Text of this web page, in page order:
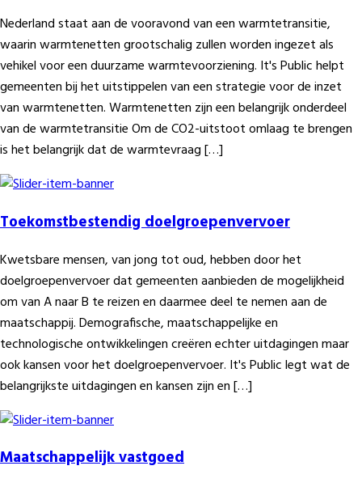
Nederland staat aan de vooravond van een warmtetransitie,
waarin warmtenetten grootschalig zullen worden ingezet als
vehikel voor een duurzame warmtevoorziening. It's Public helpt
gemeenten bij het uitstippelen van een strategie voor de inzet
van warmtenetten. Warmtenetten zijn een belangrijk onderdeel
van de warmtetransitie Om de CO2-uitstoot omlaag te brengen
is het belangrijk dat de warmtevraag […]
Toekomstbestendig doelgroepenvervoer
Kwetsbare mensen, van jong tot oud, hebben door het
doelgroepenvervoer dat gemeenten aanbieden de mogelijkheid
om van A naar B te reizen en daarmee deel te nemen aan de
maatschappij. Demografische, maatschappelijke en
technologische ontwikkelingen creëren echter uitdagingen maar
ook kansen voor het doelgroepenvervoer. It's Public legt wat de
belangrijkste uitdagingen en kansen zijn en […]
Maatschappelijk vastgoed